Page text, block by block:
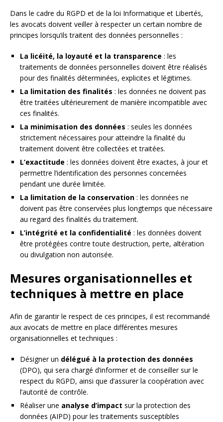
Dans le cadre du RGPD et de la loi Informatique et Libertés,
les avocats doivent veiller à respecter un certain nombre de
principes lorsqu’ils traitent des données personnelles :
La licéité, la loyauté et la transparence : les
traitements de données personnelles doivent être réalisés
pour des finalités déterminées, explicites et légitimes.
La limitation des finalités : les données ne doivent pas
être traitées ultérieurement de manière incompatible avec
ces finalités.
La minimisation des données : seules les données
strictement nécessaires pour atteindre la finalité du
traitement doivent être collectées et traitées.
L’exactitude : les données doivent être exactes, à jour et
permettre l’identification des personnes concernées
pendant une durée limitée.
La limitation de la conservation : les données ne
doivent pas être conservées plus longtemps que nécessaire
au regard des finalités du traitement.
L’intégrité et la confidentialité : les données doivent
être protégées contre toute destruction, perte, altération
ou divulgation non autorisée.
Mesures organisationnelles et
techniques à mettre en place
Afin de garantir le respect de ces principes, il est recommandé
aux avocats de mettre en place différentes mesures
organisationnelles et techniques :
Désigner un délégué à la protection des données
(DPO), qui sera chargé d’informer et de conseiller sur le
respect du RGPD, ainsi que d’assurer la coopération avec
l’autorité de contrôle.
Réaliser une analyse d’impact sur la protection des
données (AIPD) pour les traitements susceptibles